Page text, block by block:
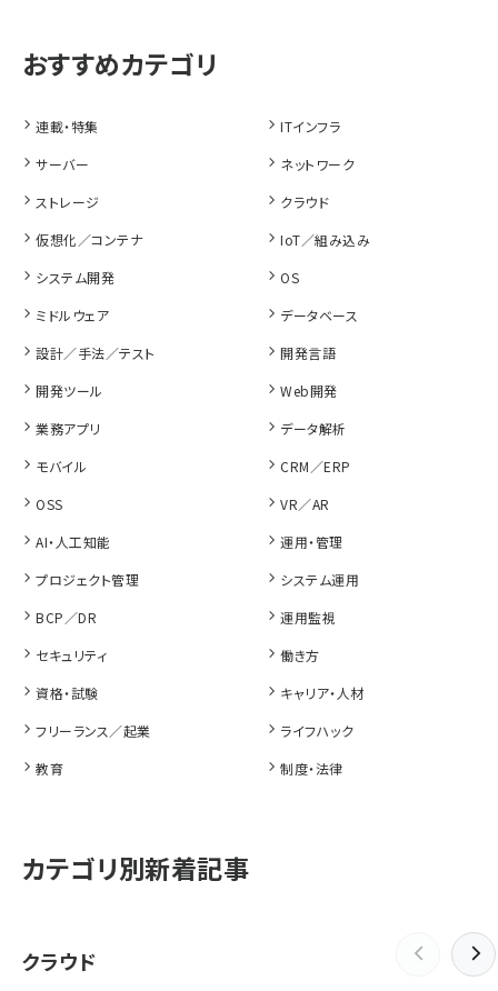
連載・特集
ITインフラ
サーバー
ネットワーク
ストレージ
クラウド
仮想化／コンテナ
IoT／組み込み
システム開発
OS
ミドルウェア
データベース
設計／手法／テスト
開発言語
開発ツール
Web開発
業務アプリ
データ解析
モバイル
CRM／ERP
OSS
VR／AR
AI・人工知能
運用・管理
プロジェクト管理
システム運用
BCP／DR
運用監視
セキュリティ
働き方
資格・試験
キャリア・人材
フリーランス／起業
ライフハック
教育
制度・法律
カテゴリ別新着記事
クラウド